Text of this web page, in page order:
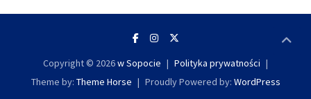
Copyright © 2026w Sopocie
Polityka prywatności
Theme by: Theme Horse Proudly Powered by: WordPress